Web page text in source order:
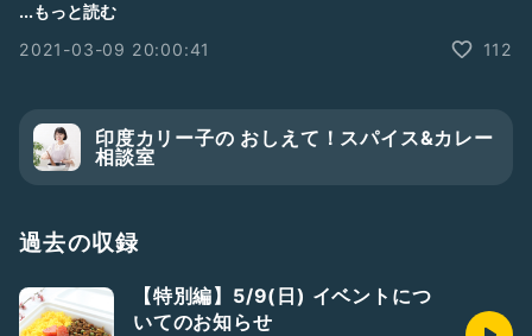
...もっと読む
2021-03-09 20:00:41
112
印度カリー子の おしえて！スパイス&カレー
相談室
過去の収録
【特別編】5/9(日) イベントにつ
いてのお知らせ